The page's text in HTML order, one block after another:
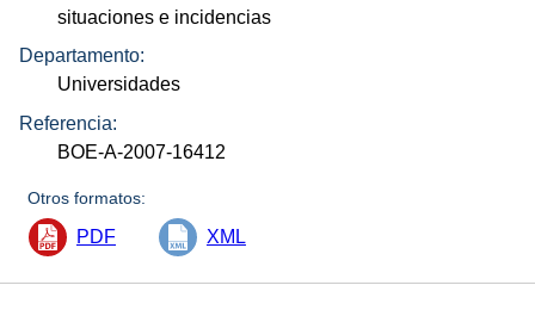
situaciones e incidencias
Departamento:
Universidades
Referencia:
BOE-A-2007-16412
Otros formatos:
PDF XML